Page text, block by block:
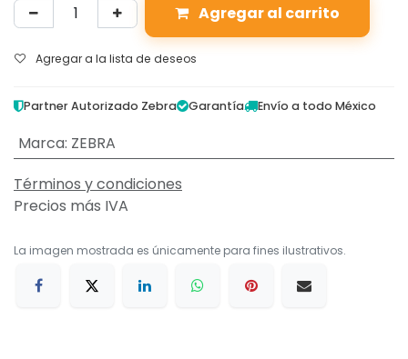
Agregar al carrito
Agregar a la lista de deseos
Partner Autorizado Zebra Garantía Envío a todo México
Marca: ZEBRA
Términos y condiciones
Precios más IVA
La imagen mostrada es únicamente para fines ilustrativos.